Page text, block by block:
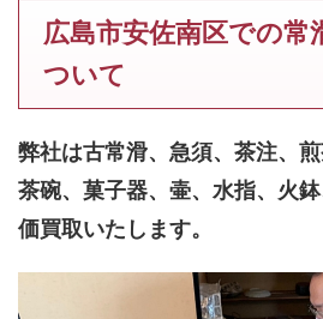
広島市安佐南区での常
ついて
弊社は古常滑、急須、茶注、煎
茶碗、菓子器、壷、水指、火
価買取いたします。